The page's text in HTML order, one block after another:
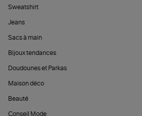
Sweatshirt
Jeans
Sacs à main
Bijoux tendances
Doudounes et Parkas
Maison déco
Beauté
Conseil Mode